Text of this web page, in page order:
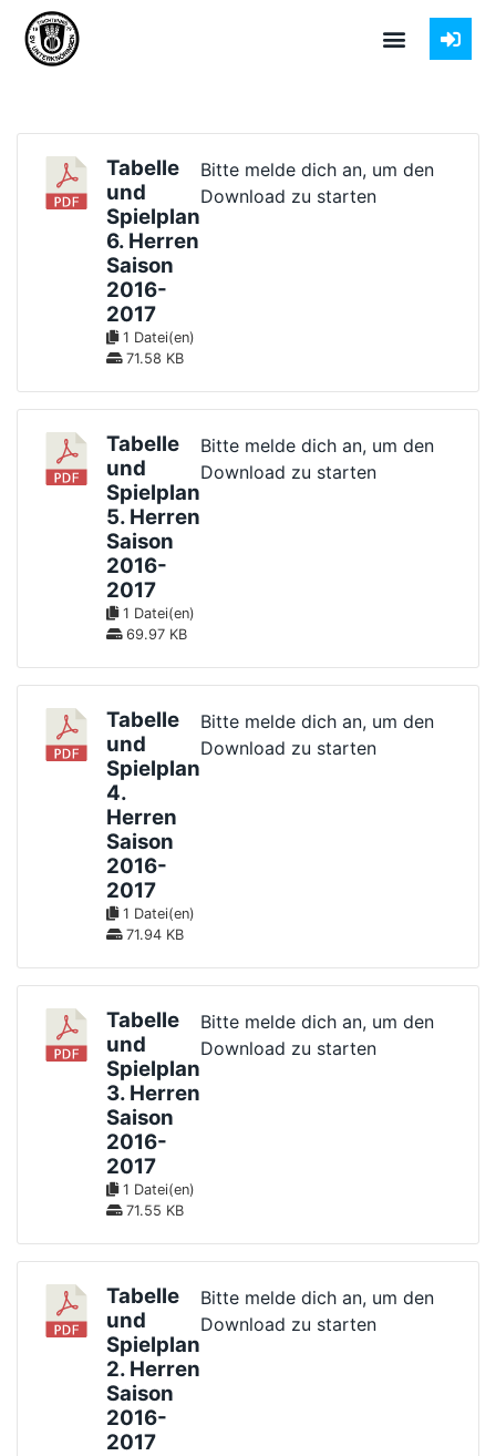
Tabelle
und
Spielplan
6. Herren
Saison
2016-
2017
1 Datei(en)
71.58 KB
Bitte melde dich an, um den
Download zu starten
Tabelle
und
Spielplan
5. Herren
Saison
2016-
2017
1 Datei(en)
69.97 KB
Bitte melde dich an, um den
Download zu starten
Tabelle
und
Spielplan
4.
Herren
Saison
2016-
2017
1 Datei(en)
71.94 KB
Bitte melde dich an, um den
Download zu starten
Tabelle
und
Spielplan
3. Herren
Saison
2016-
2017
1 Datei(en)
71.55 KB
Bitte melde dich an, um den
Download zu starten
Tabelle
und
Spielplan
2. Herren
Saison
2016-
2017
Bitte melde dich an, um den
Download zu starten